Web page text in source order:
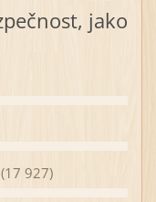
jako
(17 927)